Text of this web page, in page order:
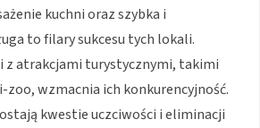
kuchni oraz szybka i
to filary sukcesu tych lokali.
z atrakcjami turystycznymi, takimi
zoo, wzmacnia ich konkurencyjność.
kwestie uczciwości i eliminacji